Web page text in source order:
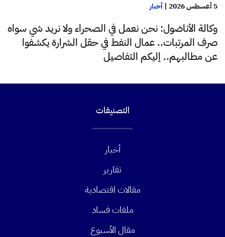
5 أغسطس 2026 | أخبار
وكالة الأناضول: نحن نعمل في الصحراء ولا نريد شي سواه
صرف المرتبات.. عمال النفط في حقل الشرارة يكشفوا
عن مطالبهم.. إليكم التفاصيل
التصنيفات
أخبار
تقارير
مقالات اقتصادية
ملفات فساد
مقال الأسبوع